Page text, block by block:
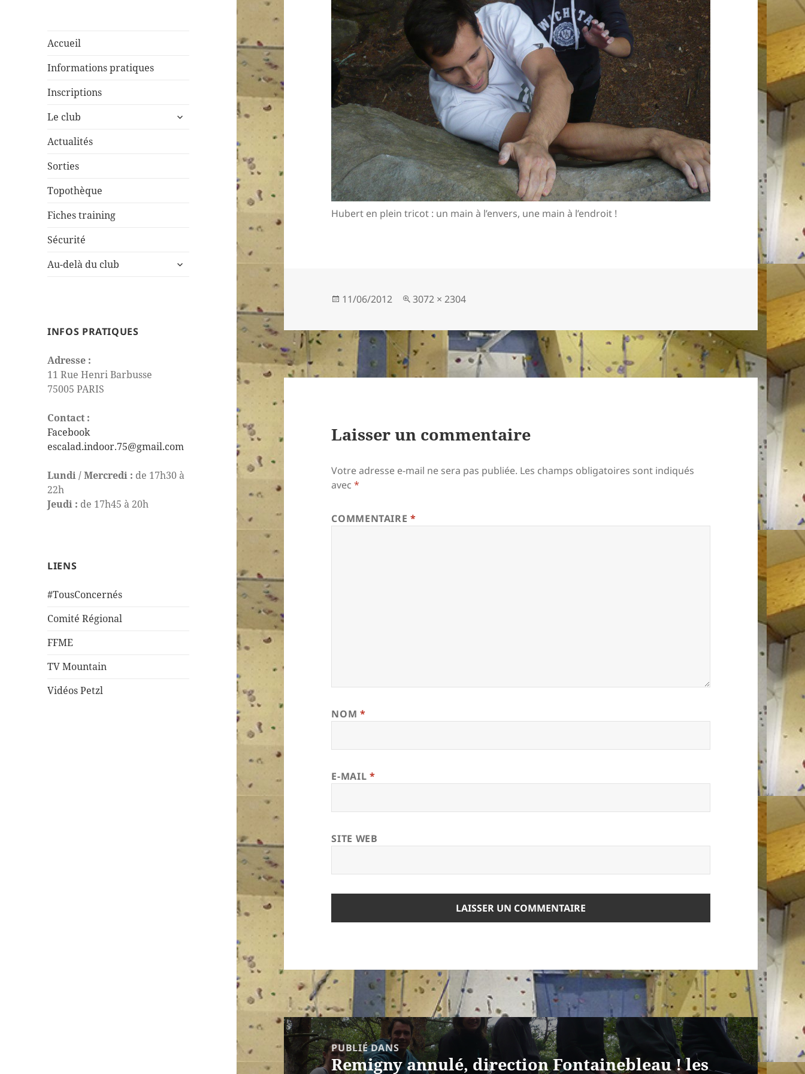
Accueil
Informations pratiques
Inscriptions
Le club
ouvrir
Actualités
Sorties
Topothèque
Fiches training
Sécurité
Au-delà du club
ouvrir
INFOS PRATIQUES
Adresse :
11 Rue Henri Barbusse
75005 PARIS
Contact :
Facebook
escalad.indoor.75@gmail.com
Lundi / Mercredi : de 17h30 à
22h
Jeudi : de 17h45 à 20h
LIENS
#TousConcernés
Comité Régional
FFME
TV Mountain
Vidéos Petzl
Hubert en plein tricot : un main à l’envers, une main à l’endroit !
Publié
11/06/2012
Taille
3072 × 2304
Laisser un commentaire
Votre adresse e-mail ne sera pas publiée. Les champs obligatoires sont indiqués
avec*
COMMENTAIRE*
NOM *
E-MAIL *
SITE WEB
Navigation
de
l’article
PUBLIÉ DANS
Remigny annulé, direction Fontainebleau ! les